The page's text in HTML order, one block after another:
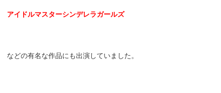
アイドルマスターシンデレラガールズ
などの有名な作品にも出演していました。